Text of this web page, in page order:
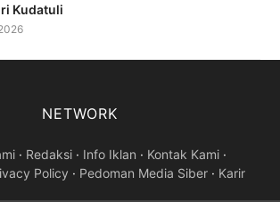
Kudatuli
NETWORK
· Redaksi· Info Iklan · Kontak Kami·
Policy · Pedoman Media Siber· Karir